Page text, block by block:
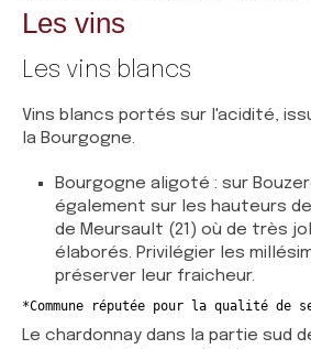
Les vins
Les vins blancs
Vins blancs portés sur l'acidité,
la Bourgogne.
Bourgogne aligoté : sur
également sur les hauteurs
de Meursault (21) où de très
élaborés. Privilégier les
préserver leur fraicheur.
*Commune réputée pour la qualité de
Le chardonnay dans la partie sud